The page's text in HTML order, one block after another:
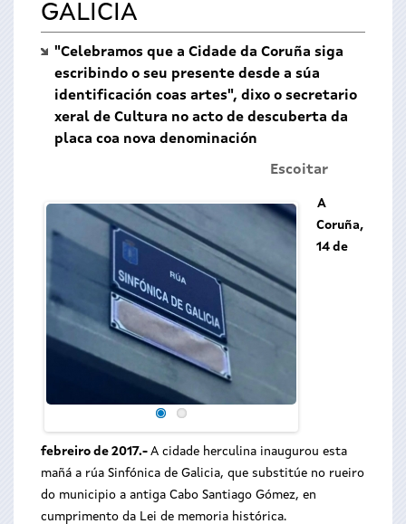
GALICIA
"Celebramos que a Cidade da Coruña siga
escribindo o seu presente desde a súa
identificación coas artes", dixo o secretario
xeral de Cultura no acto de descuberta da
placa coa nova denominación
Escoitar
A
Coruña,
14 de
febreiro de 2017.- A cidade herculina inaugurou esta
mañá a rúa Sinfónica de Galicia, que substitúe no rueiro
do municipio a antiga Cabo Santiago Gómez, en
cumprimento da Lei de memoria histórica.